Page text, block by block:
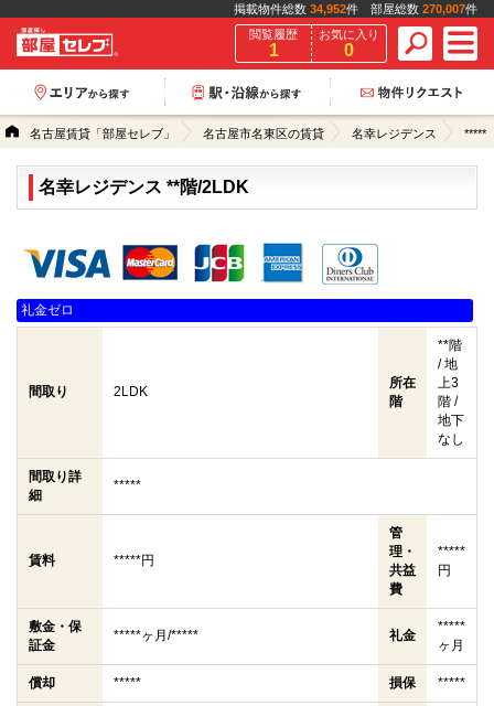
掲載物件総数 34,952件 部屋総数 270,007件
閲覧履歴
1
お気に入り
0
名古屋賃貸「部屋セレブ」 名古屋市名東区の賃貸 名幸レジデンス *****
名幸レジデンス **階/2LDK
礼金ゼロ
間取り 2LDK
所在
階
**階
/ 地
上3
階 /
地下
なし
間取り詳
細
*****
賃料 *****円
管
理・
共益
費
*****
円
敷金・保
証金
*****ヶ月/***** 礼金
*****
ヶ月
償却 ***** 損保 *****